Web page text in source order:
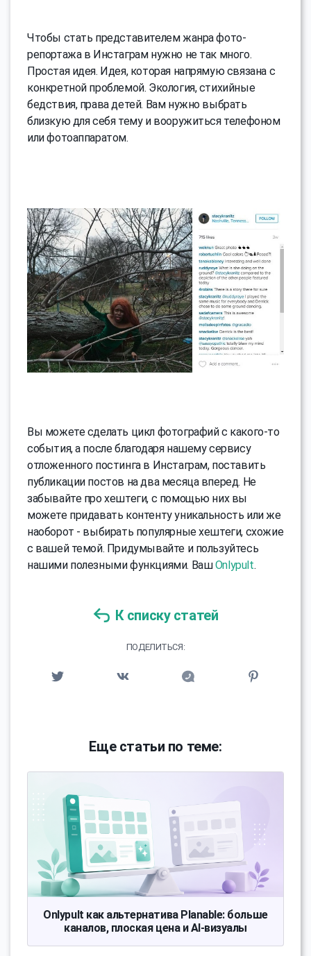
Чтобы стать представителем жанра фото-
репортажа в Инстаграм нужно не так много.
Простая идея. Идея, которая напрямую связана с
конкретной проблемой. Экология, стихийные
бедствия, права детей. Вам нужно выбрать
близкую для себя тему и вооружиться телефоном
или фотоаппаратом.
Вы можете сделать цикл фотографий с какого-то
события, а после благодаря нашему сервису
отложенного постинга в Инстаграм, поставить
публикации постов на два месяца вперед. Не
забывайте про хештеги, с помощью них вы
можете придавать контенту уникальность или же
наоборот - выбирать популярные хештеги, схожие
с вашей темой. Придумывайте и пользуйтесь
нашими полезными функциями. ВашOnlypult.
К списку статей
ПОДЕЛИТЬСЯ:
Еще статьи по теме:
Onlypult как альтернатива Planable: больше
каналов, плоская цена и AI-визуалы